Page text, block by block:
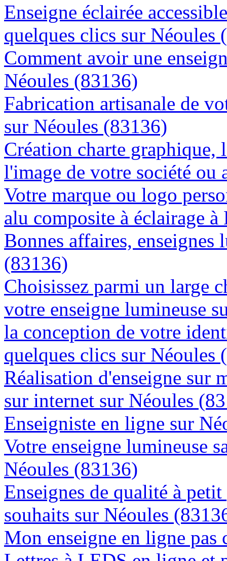
Enseigne éclairée
quelques clics sur Néoules
Comment avoir une
Néoules (83136)
Fabrication artisanale de
sur Néoules (83136)
Création charte graphique,
l'image de votre société
Votre marque ou logo
alu composite à éclairage
Bonnes affaires, enseignes
(83136)
Choisissez parmi un large
votre enseigne lumineuse
la conception de votre
quelques clics sur Néoules
Réalisation d'enseigne sur
sur internet sur Néoules
Enseigniste en ligne sur
Votre enseigne lumineuse
Néoules (83136)
Enseignes de qualité à
souhaits sur Néoules
Mon enseigne en ligne pas